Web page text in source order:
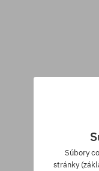
Súbory
stránky